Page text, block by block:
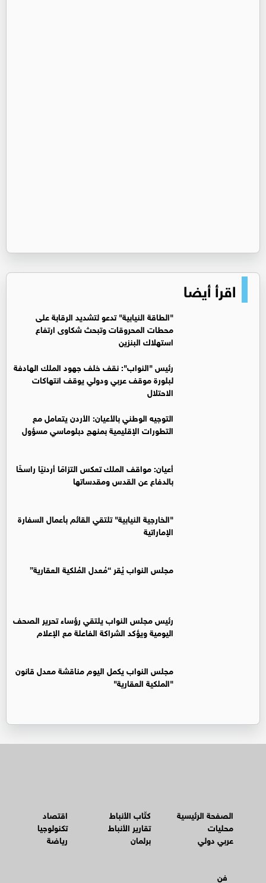
اقرأ أيضا
"الطاقة النيابية" تدعو لتشديد الرقابة على
محطات المحروقات وتبحث شكاوى ارتفاع
استهلاك البنزين
رئيس "النواب": نقف خلف جهود الملك الهادفة
لبلورة موقف عربي ودولي يوقف انتهاكات
الاحتلال
التوجيه الوطني بالأعيان: الأردن يتعامل مع
التطورات الإقليمية بمنهج دبلوماسي مسؤول
أعيان: مواقف الملك تعكس التزامًا أردنيًا راسخًا
بالدفاع عن القدس ومقدساتها
"الخارجية النيابية" تلتقي القائم بأعمال السفارة
الإماراتية
مجلس النواب يُقر “مُعدل المُلكية العقارية”
رئيس مجلس النواب يلتقي رؤساء تحرير الصحف
اليومية ويؤكد الشراكة الفاعلة مع الإعلام
مجلس النواب يكمل اليوم مناقشة معدل قانون
"الملكية العقارية"
الصفحة الرئيسية
محليات
عربي دولي
كتّاب الأنباط
تقارير الأنباط
برلمان
اقتصاد
تكنولوجيا
رياضة
فن